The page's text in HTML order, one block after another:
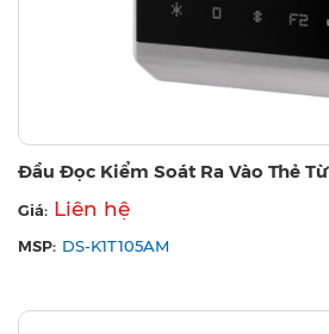
Đầu Đọc Kiểm Soát Ra Vào Thẻ Từ
Giá: Liên hệ
MSP: DS-K1T105AM